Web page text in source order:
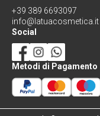
+39 389 6693097
info@latuacosmetica.it
Social
Metodi di Pagamento